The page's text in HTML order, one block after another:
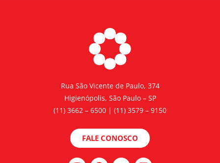
Rua São Vicente de Paulo, 374
Higienópolis, São Paulo – SP
(11) 3662 – 6500 | (11) 3579 – 9150
FALE CONOSCO